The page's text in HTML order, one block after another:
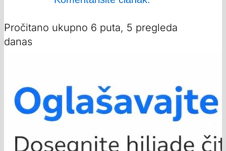
Pročitano ukupno 6 puta, 5 pregleda
danas